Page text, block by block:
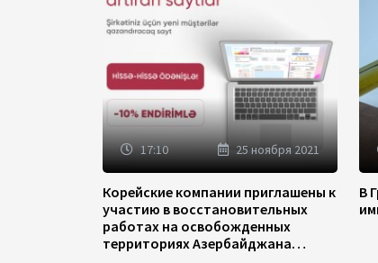
17:10 25 ноября 2021
Корейские компании приглашены к
участию в восстановительных
работах на освобожденных
территориях Азербайджана
В